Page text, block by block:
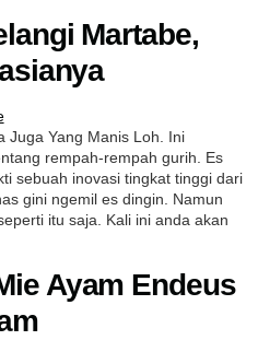
Martabe,
Juga Yang Manis Loh. Ini
rempah-rempah gurih. Es
sebuah inovasi tingkat tinggi dari
gini ngemil es dingin. Namun
itu saja. Kali ini anda akan
Ayam Endeus